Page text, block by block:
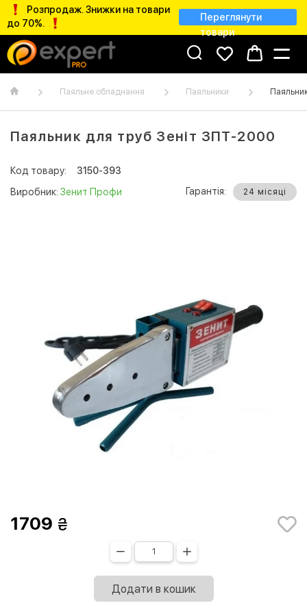
Розпродаж. Знижки на товари
до 70%.
Переглянути
товари
Паяльне обладнання Паяльники
Паяльник для труб Зеніт ЗПТ-2000
Код товару:
3150-393
Виробник: Зенит Профи Гарантія: 24 місяці
1709
Додати в кошик